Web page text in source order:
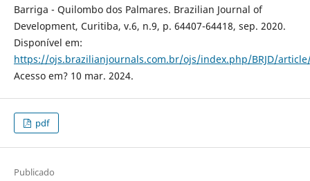
Barriga - Quilombo dos Palmares. Brazilian Journal of
Development, Curitiba, v.6, n.9, p. 64407-64418, sep. 2020.
Disponível em:
https://ojs.brazilianjournals.com.br/ojs/index.php/BRJD/
Acesso em? 10 mar. 2024.
pdf
Publicado